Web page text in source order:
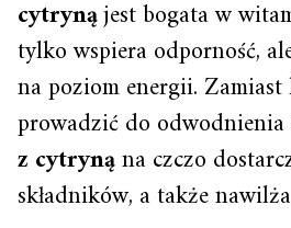
cytrynąjest bogata w
tylko wspiera odporność,
na poziom energii.
prowadzić do
z cytrynąna czczo
składników, a także